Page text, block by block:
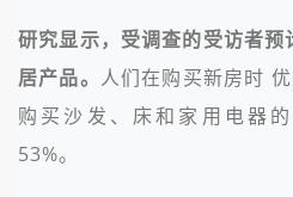
研究显示，受调查的受访者
居产品。 人们在购买新房时
购买沙发、床和家用电器
53%。